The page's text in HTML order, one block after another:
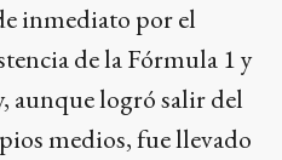
inmediato por el
de la Fórmula 1 y
aunque logró salir del
medios, fue llevado